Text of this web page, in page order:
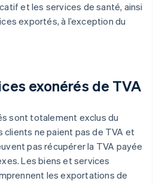
et les services de santé, ainsi
exportés, à l’exception du
exonérés de TVA
sont totalement exclus du
clients ne paient pas de TVA et
pas récupérer la TVA payée
Les biens et services
les exportations de